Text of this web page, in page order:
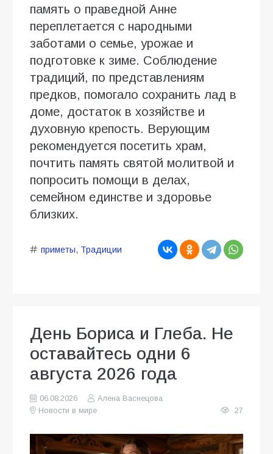
память о праведной Анне
переплетается с народными
заботами о семье, урожае и
подготовке к зиме. Соблюдение
традиций, по представлениям
предков, помогало сохранить лад в
доме, достаток в хозяйстве и
духовную крепость. Верующим
рекомендуется посетить храм,
почтить память святой молитвой и
попросить помощи в делах,
семейном единстве и здоровье
близких.
приметы, Традиции
День Бориса и Глеба. Не
оставайтесь одни 6
августа 2026 года
06.08.2026
Алена Васнецова
Новости в мире
27